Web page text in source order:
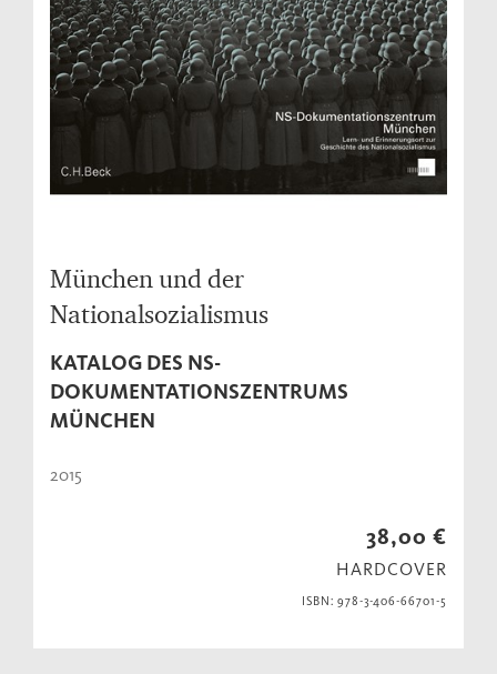
München und der
Nationalsozialismus
KATALOG DES NS-
DOKUMENTATIONSZENTRUMS
MÜNCHEN
2015
38,00 €
HARDCOVER
ISBN: 978-3-406-66701-5